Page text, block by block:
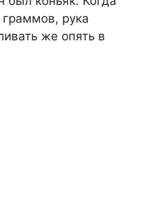
рука
же опять в